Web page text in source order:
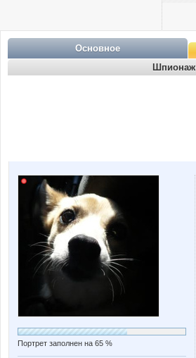
Основное
Шпионаж
Портрет заполнен на 65 %